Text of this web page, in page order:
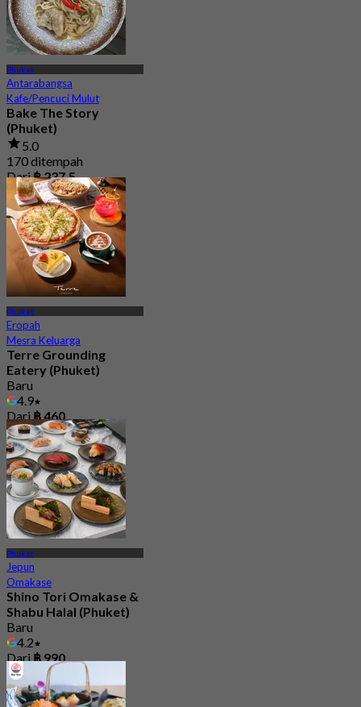
Phuket
Antarabangsa
Kafe/Pencuci Mulut
Bake The Story
(Phuket)
5.0
170 ditempah
Dari฿ 237.5
Phuket
Eropah
Mesra Keluarga
Terre Grounding
Eatery (Phuket)
Baru
4.9
Dari ฿ 460
Phuket
Jepun
Omakase
Shino Tori Omakase &
Shabu Halal (Phuket)
Baru
4.2
Dari ฿ 990